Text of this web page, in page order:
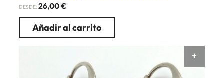
DESDE: 26,00€
Añadir al carrito